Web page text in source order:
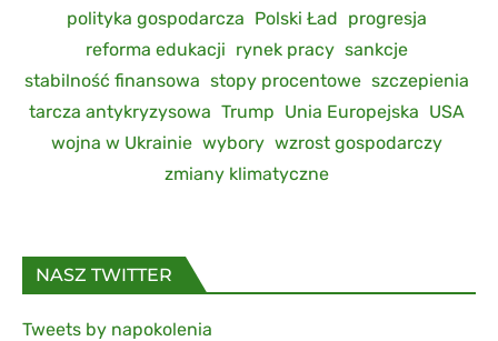
polityka gospodarcza Polski Ład progresja
reforma edukacji rynek pracy sankcje
stabilność finansowa stopy procentowe szczepienia
tarcza antykryzysowa Trump Unia Europejska USA
wojna w Ukrainie wybory wzrost gospodarczy
zmiany klimatyczne
NASZ TWITTER
Tweets by napokolenia